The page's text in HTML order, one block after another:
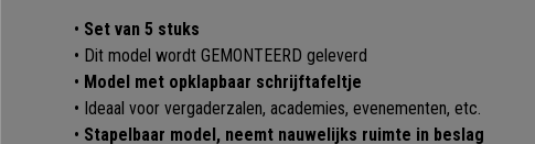
• Set van 5 stuks
• Dit model wordt GEMONTEERD geleverd
• Model met opklapbaar schrijftafeltje
• Ideaal voor vergaderzalen, academies, evenementen, etc.
• Stapelbaar model, neemt nauwelijks ruimte in beslag